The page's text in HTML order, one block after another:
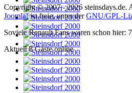
Copyright © 2007 - 2026 steinsdays.de.
Joomla!ist freie, unter derGNU/GPL-
Soviele Renault Fans waren schon hier:
Aktuell 8 Gäste online